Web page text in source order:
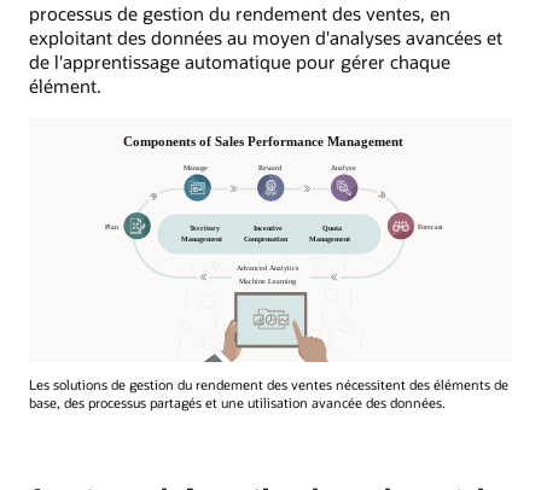
processus de gestion du rendement des ventes, en
exploitant des données au moyen d'analyses avancées et
de l'apprentissage automatique pour gérer chaque
élément.
Les solutions de gestion du rendement des ventes nécessitent des éléments de
base, des processus partagés et une utilisation avancée des données.